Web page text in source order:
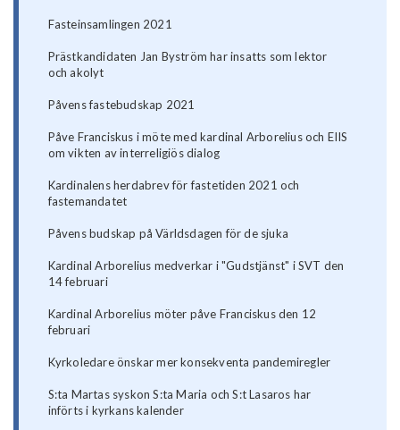
Fasteinsamlingen 2021
Prästkandidaten Jan Byström har insatts som lektor
och akolyt
Påvens fastebudskap 2021
Påve Franciskus i möte med kardinal Arborelius och EIIS
om vikten av interreligiös dialog
Kardinalens herdabrev för fastetiden 2021 och
fastemandatet
Påvens budskap på Världsdagen för de sjuka
Kardinal Arborelius medverkar i "Gudstjänst" i SVT den
14 februari
Kardinal Arborelius möter påve Franciskus den 12
februari
Kyrkoledare önskar mer konsekventa pandemiregler
S:ta Martas syskon S:ta Maria och S:t Lasaros har
införts i kyrkans kalender